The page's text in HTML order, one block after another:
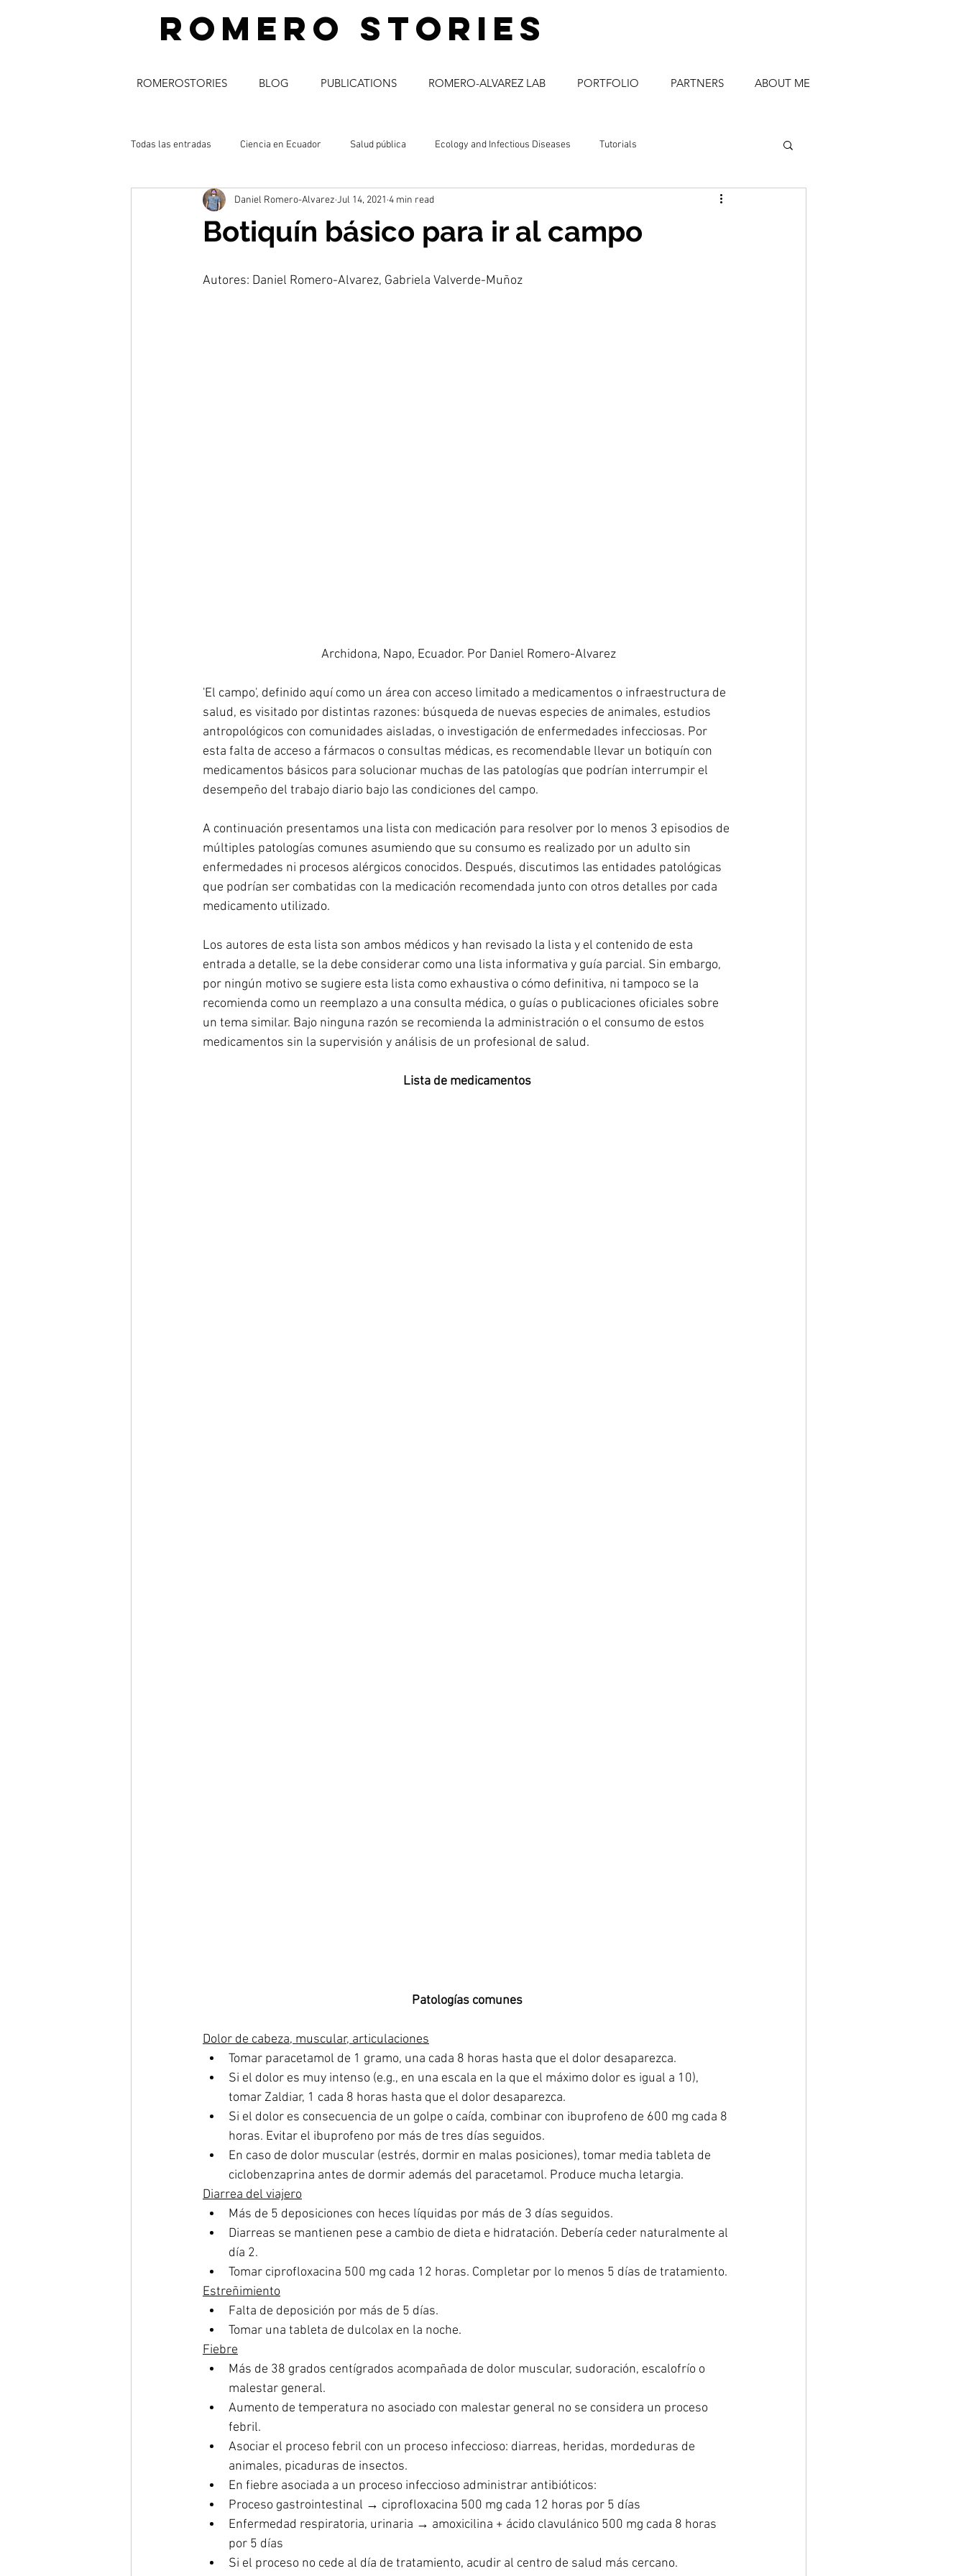
romero stories
ROMEROSTORIES BLOG PUBLICATIONS ROMERO-ALVAREZ LAB PORTFOLIO PARTNERS ABOUT ME
Todas las entradas Ciencia en Ecuador Salud pública Ecology and Infectious Diseases Tutorials
science_communication música comunicación social divulgación científica
Botiquín básico para ir al campo
Daniel Romero-Alvarez Jul 14, 2021 4 min read
Autores: Daniel Romero-Alvarez, Gabriela Valverde-Muñoz
Archidona, Napo, Ecuador. Por Daniel Romero-Alvarez
'El campo', definido aquí como un área con acceso limitado a medicamentos o infraestructura de
salud, es visitado por distintas razones: búsqueda de nuevas especies de animales, estudios
antropológicos con comunidades aisladas, o investigación de enfermedades infecciosas. Por
esta falta de acceso a fármacos o consultas médicas, es recomendable llevar un botiquín con
medicamentos básicos para solucionar muchas de las patologías que podrían interrumpir el
desempeño del trabajo diario bajo las condiciones del campo.
A continuación presentamos una lista con medicación para resolver por lo menos 3 episodios de
múltiples patologías comunes asumiendo que su consumo es realizado por un adulto sin
enfermedades ni procesos alérgicos conocidos. Después, discutimos las entidades patológicas
que podrían ser combatidas con la medicación recomendada junto con otros detalles por cada
medicamento utilizado.
Los autores de esta lista son ambos médicos y han revisado la lista y el contenido de esta
entrada a detalle, se la debe considerar como una lista informativa y guía parcial. Sin embargo,
por ningún motivo se sugiere esta lista como exhaustiva o cómo definitiva, ni tampoco se la
recomienda como un reemplazo a una consulta médica, o guías o publicaciones oficiales sobre
un tema similar. Bajo ninguna razón se recomienda la administración o el consumo de estos
medicamentos sin la supervisión y análisis de un profesional de salud.
Lista de medicamentos
Patologías comunes
Dolor de cabeza, muscular, articulaciones
Tomar paracetamol de 1 gramo, una cada 8 horas hasta que el dolor desaparezca.
Si el dolor es muy intenso (e.g., en una escala en la que el máximo dolor es igual a 10),
tomar Zaldiar, 1 cada 8 horas hasta que el dolor desaparezca.
Si el dolor es consecuencia de un golpe o caída, combinar con ibuprofeno de 600 mg cada 8
horas. Evitar el ibuprofeno por más de tres días seguidos.
En caso de dolor muscular (estrés, dormir en malas posiciones), tomar media tableta de
ciclobenzaprina antes de dormir además del paracetamol. Produce mucha letargia.
Diarrea del viajero
Más de 5 deposiciones con heces líquidas por más de 3 días seguidos.
Diarreas se mantienen pese a cambio de dieta e hidratación. Debería ceder naturalmente al
día 2.
Tomar ciprofloxacina 500 mg cada 12 horas. Completar por lo menos 5 días de tratamiento.
Estreñimiento
Falta de deposición por más de 5 días.
Tomar una tableta de dulcolax en la noche.
Fiebre
Más de 38 grados centígrados acompañada de dolor muscular, sudoración, escalofrío o
malestar general.
Aumento de temperatura no asociado con malestar general no se considera un proceso
febril.
Asociar el proceso febril con un proceso infeccioso: diarreas, heridas, mordeduras de
animales, picaduras de insectos.
En fiebre asociada a un proceso infeccioso administrar antibióticos:
Proceso gastrointestinal → ciprofloxacina 500 mg cada 12 horas por 5 días
Enfermedad respiratoria, urinaria → amoxicilina + ácido clavulánico 500 mg cada 8 horas
por 5 días
Si el proceso no cede al día de tratamiento, acudir al centro de salud más cercano.